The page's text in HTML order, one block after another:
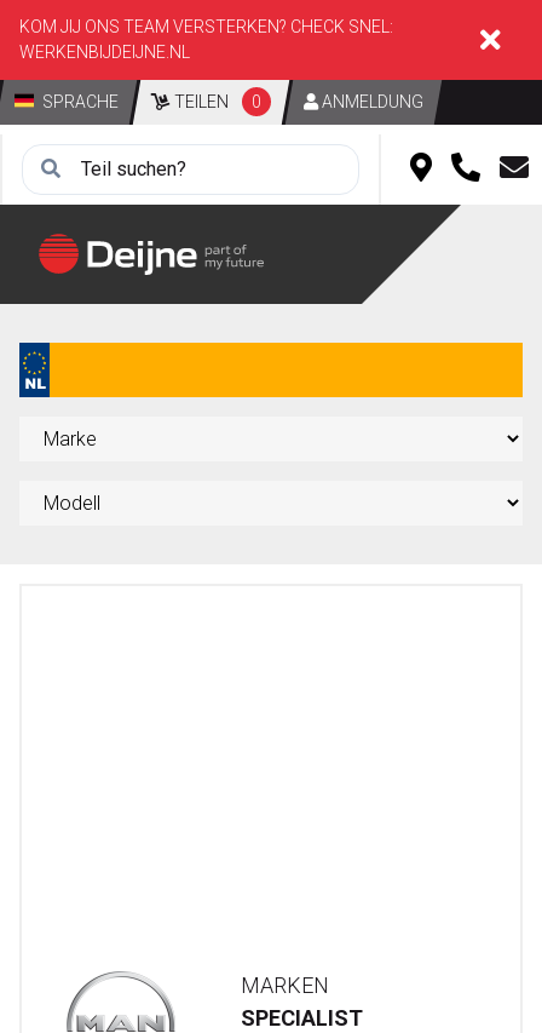
KOM JIJ ONS TEAM VERSTERKEN? CHECK SNEL:
WERKENBIJDEIJNE.NL
SPRACHE TEILEN 0 ANMELDUNG
MARKEN
SPECIALIST